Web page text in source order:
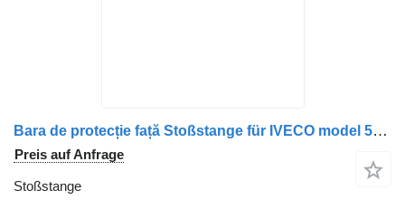
Bara de protecție față Stoßstange für IVECO model 500396927/500396931, second-hand LKW
Preis auf Anfrage
Stoßstange